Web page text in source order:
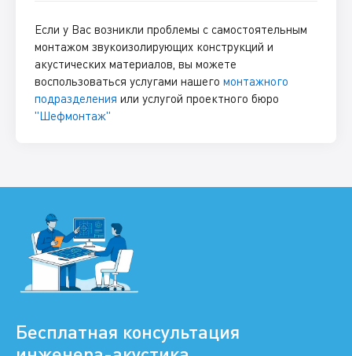
Если у Вас возникли проблемы с самостоятельным
монтажом звукоизолирующих конструкций и
акустических материалов, вы можете
воспользоваться услугами нашего монтажного
подразделения или услугой проектного бюро
"Шефмонтаж"
Бесплатная консультация